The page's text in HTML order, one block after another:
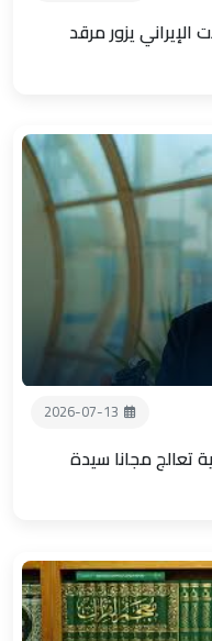
الإيراني يزور مرقد
2026-07-13
تعالج مجانا سيدة